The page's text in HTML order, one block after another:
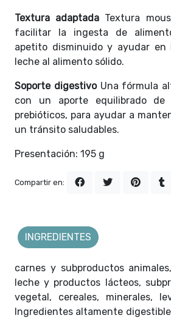
Textura adaptada Textura
facilitar la ingesta de
apetito disminuido y ayudar
leche al alimento sólido.
Soporte digestivoUna fórmula
con un aporte equilibrado de
prebióticos, para ayudar a
un tránsito saludables.
Presentación: 195 g
Compartir en:
carnes y subproductos
leche y productos lácteos,
vegetal, cereales, minerales,
Ingredientes altamente
INGREDIENTES